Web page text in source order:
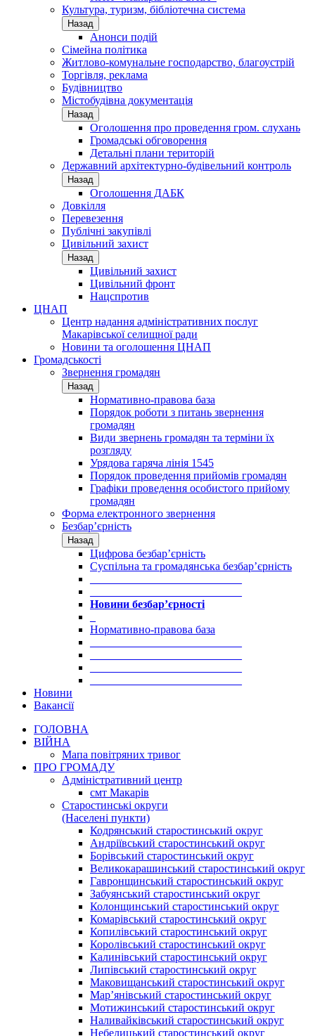
Культура, туризм, бібліотечна система
Назад
Анонси подій
Сімейна політика
Житлово-комунальне господарство, благоустрій
Торгівля, реклама
Будівництво
Містобудівна документація
Назад
Оголошення про проведення гром. слухань
Громадські обговорення
Детальні плани територій
Державний архітектурно-будівельний контроль
Назад
Оголошення ДАБК
Довкілля
Перевезення
Публічні закупівлі
Цивільний захист
Назад
Цивільний захист
Цивільний фронт
Нацспротив
ЦНАП
Центр надання адміністративних послуг
Макарівської селищної ради
Новини та оголошення ЦНАП
Громадськості
Звернення громадян
Назад
Нормативно-правова база
Порядок роботи з питань звернення
громадян
Види звернень громадян та терміни їх
розгляду
Урядова гаряча лінія 1545
Порядок проведення прийомів громадян
Графіки проведення особистого прийому
громадян
Форма електронного звернення
Безбар’єрність
Назад
Цифрова безбар’єрність
Суспільна та громадянська безбар’єрність
Новини безбар’єрності
Нормативно-правова база
Новини
Вакансії
ГОЛОВНА
ВІЙНА
Мапа повітряних тривог
ПРО ГРОМАДУ
Aдміністративний центр
смт Макарів
Старостинські округи
(Населені пункти)
Кодрянський старостинський округ
Андріївський старостинський округ
Борівський старостинський округ
Великокарашинський старостинський округ
Гавронщинський старостинський округ
Забуянський старостинський округ
Колонщинський старостинський округ
Комарівський старостинський округ
Копилівський старостинський округ
Королівський старостинський округ
Калинівський старостинський округ
Липівський старостинський округ
Маковищанський старостинський округ
Мар’янівський старостинський округ
Мотижинський старостинський округ
Наливайківський старостинський округ
Небелицький старостинський округ